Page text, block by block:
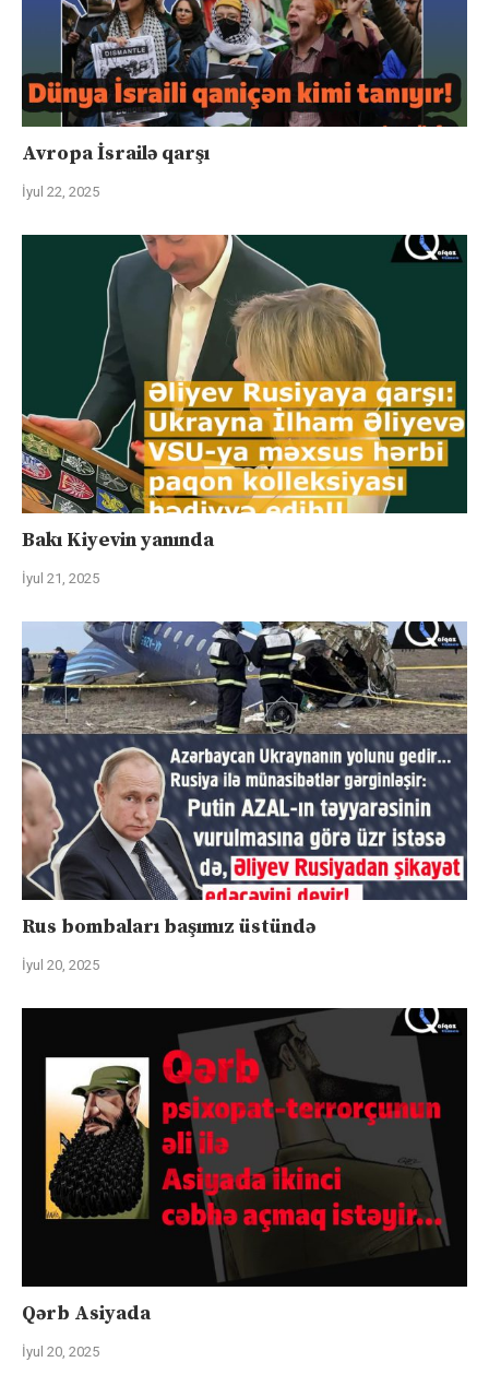
Avropa İsrailə qarşı
İyul 22, 2025
Bakı Kiyevin yanında
İyul 21, 2025
Rus bombaları başımız üstündə
İyul 20, 2025
Qərb Asiyada
İyul 20, 2025